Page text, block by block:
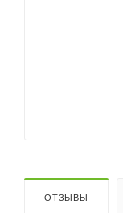
ОТЗЫВЫ